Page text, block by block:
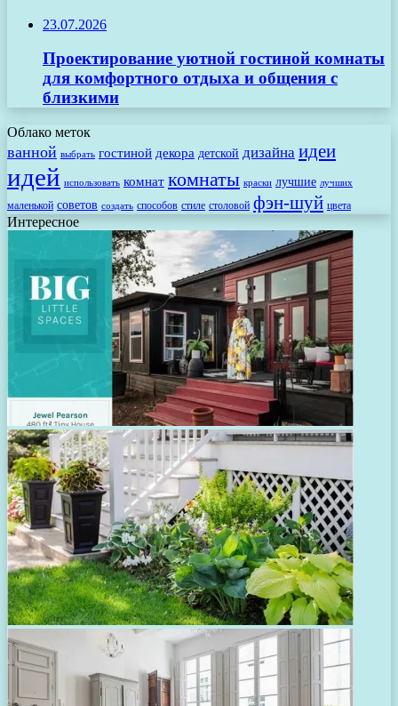
23.07.2026
Проектирование уютной гостиной комнаты
для комфортного отдыха и общения с
близкими
Облако меток
ванной выбрать гостиной декора детской дизайна идеи
идей использовать комнат комнаты краски лучшие лучших
маленькой советов создать способов стиле столовой фэн-шуй цвета
Интересное